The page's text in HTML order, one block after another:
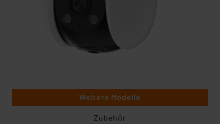
Weitere Modelle
Zubehör